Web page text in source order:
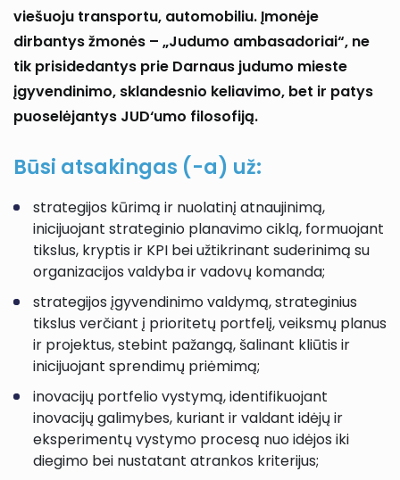
viešuoju transportu, automobiliu. Įmonėje
dirbantys žmonės – „Judumo ambasadoriai“, ne
tik prisidedantys prie Darnaus judumo mieste
įgyvendinimo, sklandesnio keliavimo, bet ir patys
puoselėjantys JUD‘umo filosofiją.
Būsi atsakingas (-a) už:
strategijos kūrimą ir nuolatinį atnaujinimą,
inicijuojant strateginio planavimo ciklą, formuojant
tikslus, kryptis ir KPI bei užtikrinant suderinimą su
organizacijos valdyba ir vadovų komanda;
strategijos įgyvendinimo valdymą, strateginius
tikslus verčiant į prioritetų portfelį, veiksmų planus
ir projektus, stebint pažangą, šalinant kliūtis ir
inicijuojant sprendimų priėmimą;
inovacijų portfelio vystymą, identifikuojant
inovacijų galimybes, kuriant ir valdant idėjų ir
eksperimentų vystymo procesą nuo idėjos iki
diegimo bei nustatant atrankos kriterijus;